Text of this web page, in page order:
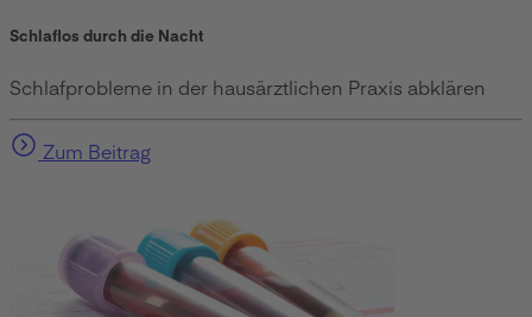
Schlaflos durch die Nacht
Schlafprobleme in der hausärztlichen Praxis abklären
Zum Beitrag